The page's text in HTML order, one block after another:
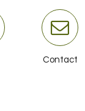
Contact